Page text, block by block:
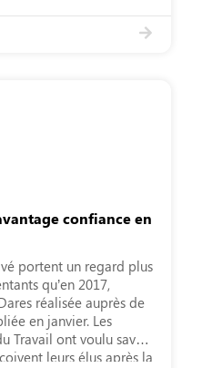
confiance en
portent un regard plus
qu’en 2017,
réalisée auprès de
en janvier. Les
Travail ont voulu savoir
leurs élus après la